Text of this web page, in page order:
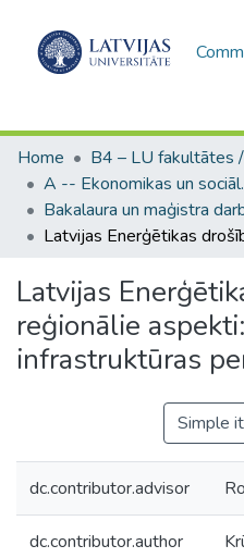
Home
A -- Ekonomikas
Latvijas
reģionālie
infrastruktūras
Simple
dc.contributor.advisor
dc.contributor.author